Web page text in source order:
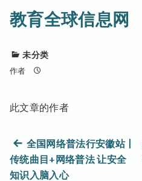
教育全球信息网
未分类
作者
此文章的作者
文
章
上
篇
文
全国网络普法行安徽站丨
传统曲目+网络普法 让安全
知识入脑入心